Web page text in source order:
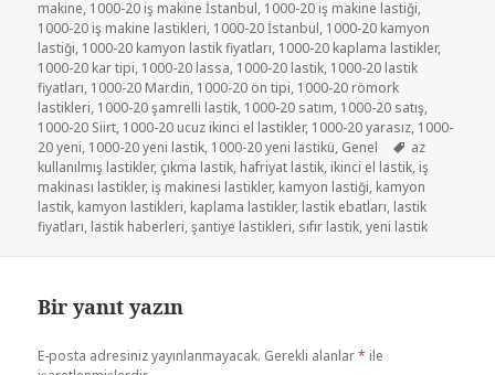
makine, 1000-20 iş makine İstanbul, 1000-20 iş makine lastiği,
1000-20 iş makine lastikleri, 1000-20 İstanbul, 1000-20 kamyon
lastiği, 1000-20 kamyon lastik fiyatları, 1000-20 kaplama lastikler,
1000-20 kar tipi, 1000-20 lassa, 1000-20 lastik, 1000-20 lastik
fiyatları, 1000-20 Mardin, 1000-20 ön tipi, 1000-20 römork
lastikleri, 1000-20 şamrelli lastik, 1000-20 satım, 1000-20 satış,
1000-20 Siirt, 1000-20 ucuz ikinci el lastikler, 1000-20 yarasız, 1000-
20 yeni, 1000-20 yeni lastik, 1000-20 yeni lastikü, Genel Etiketler
az
kullanılmış lastikler, çıkma lastik, hafriyat lastik, ikinci el lastik, iş
makinası lastikler, iş makinesi lastikler, kamyon lastiği, kamyon
lastik, kamyon lastikleri, kaplama lastikler, lastik ebatları, lastik
fiyatları, lastik haberleri,şantiye lastikleri, sıfır lastik,yeni lastik
Bir yanıt yazın
E-posta adresiniz yayınlanmayacak. Gerekli alanlar* ile